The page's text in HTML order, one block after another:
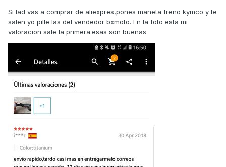
Si lad vas a comprar de aliexpres,pones maneta freno kymco y te
salen yo pille las del vendedor bxmoto. En la foto esta mi
valoracion sale la primera.esas son buenas